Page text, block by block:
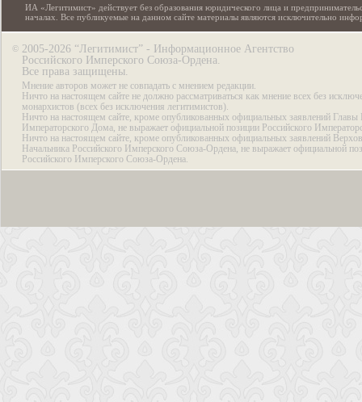
ИА «Легитимист» действует без образования юридического лица и
началах. Все публикуемые на данном сайте материалы являются исключительно
© 2005-2026 “Легитимист” - Информационное Агентство
Российского Имперского Союза-Ордена.
Все права защищены.
Мнение авторов может не совпадать с мнением редакции.
Ничто на настоящем сайте не должно рассматриваться как мнение всех без
монархистов (всех без исключения легитимистов).
Ничто на настоящем сайте, кроме опубликованных официальных заявлений Главы
Императорского Дома, не выражает официальной позиции Российского
Ничто на настоящем сайте, кроме опубликованных официальных заявлений
Начальника Российского Имперского Союза-Ордена, не выражает официальной
Российского Имперского Союза-Ордена.